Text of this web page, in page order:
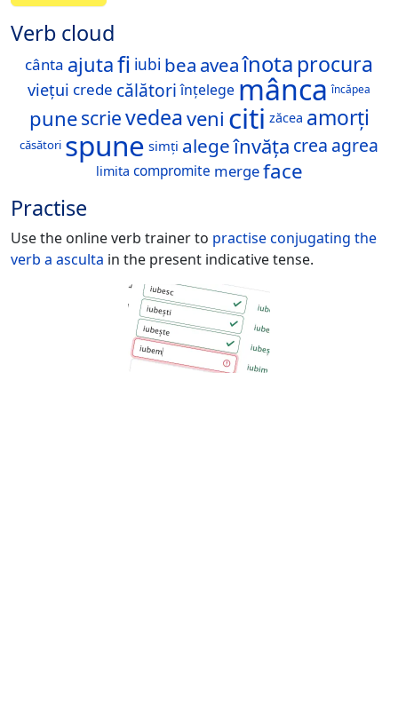
Verb cloud
cânta ajutafi iubi bea aveaînota procura
viețui crede călători înțelege mânca încăpea
punescrievedeaveni citi zăcea amorți
căsători spune simți alegeînvăța crea agrea
limita compromite mergeface
Practise
Use the online verb trainer to practise conjugating the
verb a asculta in the present indicative tense.